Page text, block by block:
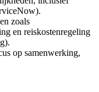
zoals
en reiskostenregeling
op samenwerking,